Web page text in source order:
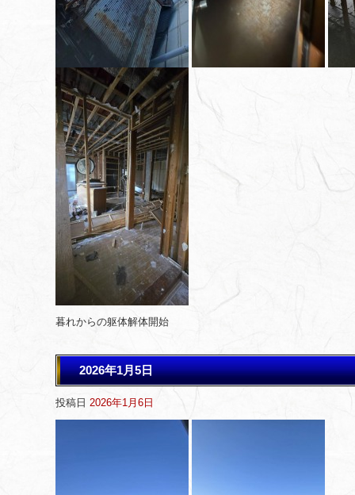
暮れからの躯体解体開始
2026年1月5日
投稿日 2026年1月6日